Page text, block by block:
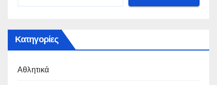
Κατηγορίες
Αθλητικά